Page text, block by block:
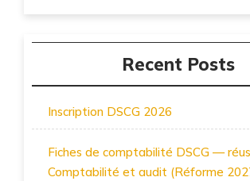
Recent Posts
Inscription DSCG 2026
Fiches de comptabilité DSCG —
Comptabilité et audit (Réforme